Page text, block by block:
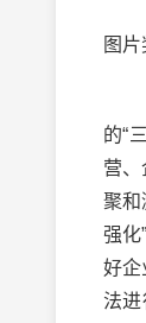
《
图
《
的“
营
聚和
强化
好企
法